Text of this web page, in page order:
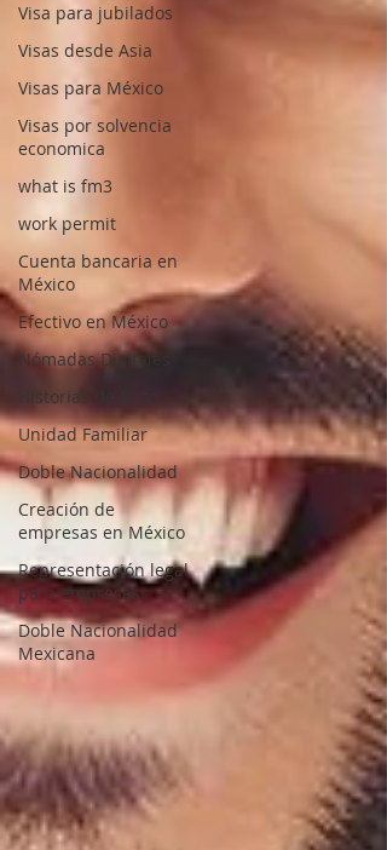
Visa para jubilados
Visas desde Asia
Visas para México
Visas por solvencia
economica
what is fm3
work permit
Cuenta bancaria en
México
Efectivo en México
Nómadas Digitales
Historias de Éxito
Unidad Familiar
Doble Nacionalidad
Creación de
empresas en México
Representación legal
para empresas
Doble Nacionalidad
Mexicana